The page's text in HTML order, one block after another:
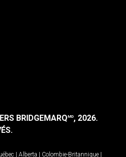
BRIDGEMARQMD, 2026.
Alberta Colombie-Britannique